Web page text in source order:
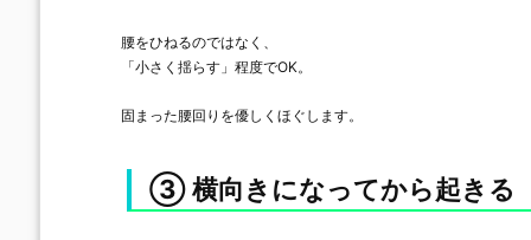
腰をひねるのではなく、
「小さく揺らす」程度でOK。
固まった腰回りを優しくほぐします。
③ 横向きになってから起きる